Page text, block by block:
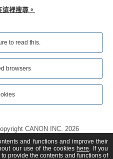
裡搜尋。
to read this.‎
browsers
CANON INC. 2026
and functions and improve their
our use of the cookies here. If you
provide the contents and functions of